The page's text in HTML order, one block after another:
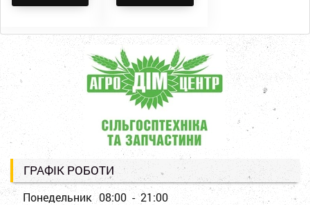
ГРАФІК РОБОТИ
Понедельник 08:00 - 21:00